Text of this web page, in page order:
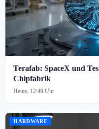
Terafab: SpaceX und
Chipfabrik
Heute, 12:49 Uhr
HARDWARE